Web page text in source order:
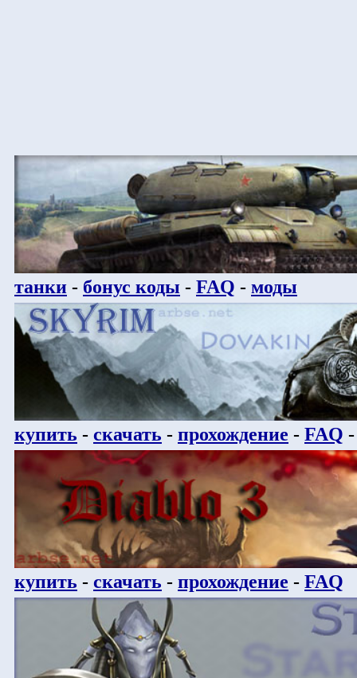
танки - бонус коды - FAQ - моды
купить - скачать - прохождение - FAQ
купить - скачать - прохождение - FAQ